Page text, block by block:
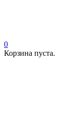
0
Корзина пуста.